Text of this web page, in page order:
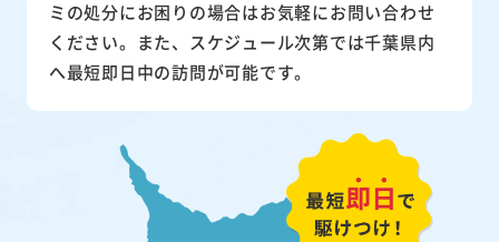
ミの処分にお困りの場合はお気軽にお問い合わせ
ください。また、スケジュール次第では千葉県内
へ最短即日中の訪問が可能です。